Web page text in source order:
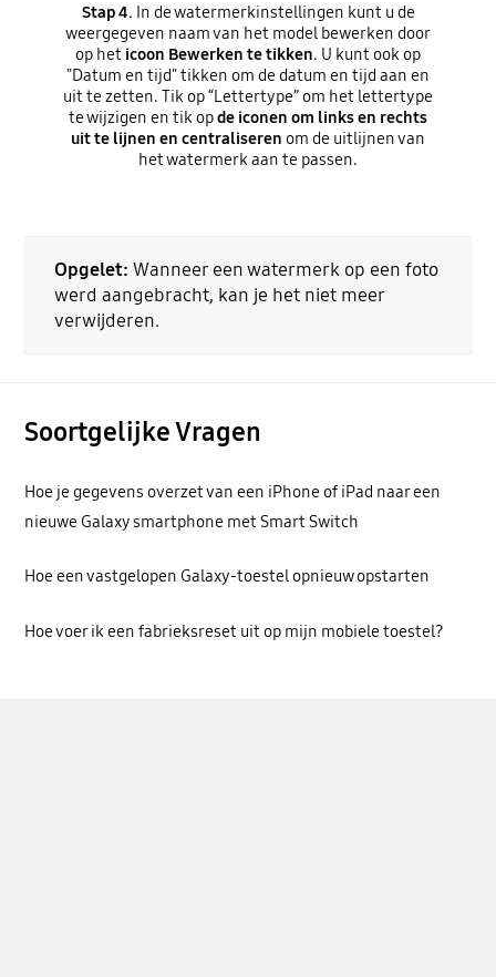
Stap 4. In de watermerkinstellingen kunt u de
weergegeven naam van het model bewerken door
op het icoon Bewerken te tikken. U kunt ook op
"Datum en tijd" tikken om de datum en tijd aan en
uit te zetten. Tik op “Lettertype” om het lettertype
te wijzigen en tik opde iconen om links en rechts
uit te lijnen en centraliseren om de uitlijnen van
het watermerk aan te passen.
Opgelet: Wanneer een watermerk op een foto
werd aangebracht, kan je het niet meer
verwijderen.
Soortgelijke Vragen
Hoe je gegevens overzet van een iPhone of iPad naar een
nieuwe Galaxy smartphone met Smart Switch
Hoe een vastgelopen Galaxy-toestel opnieuw opstarten
Hoe voer ik een fabrieksreset uit op mijn mobiele toestel?